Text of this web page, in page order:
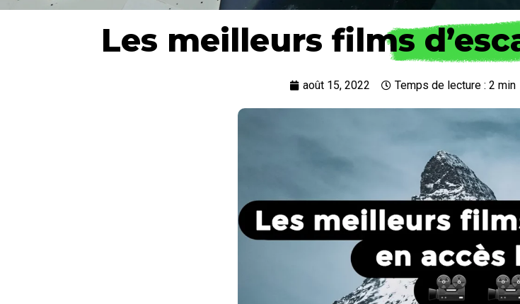
Les meilleurs films
août 15, 2022 Temps de lecture : 2 min